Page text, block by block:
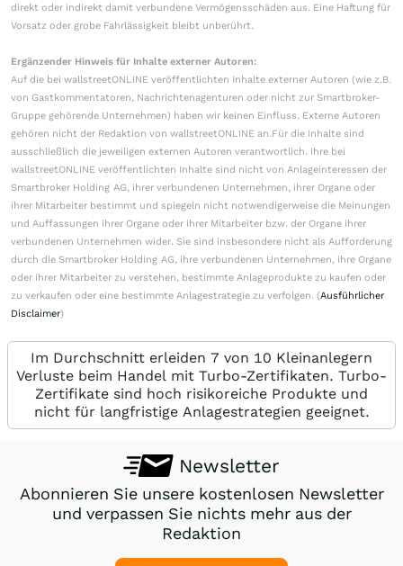
direkt oder indirekt damit verbundene Vermögensschäden aus. Eine Haftung für
Vorsatz oder grobe Fahrlässigkeit bleibt unberührt.
Ergänzender Hinweis für Inhalte externer Autoren:
Auf die bei wallstreetONLINE veröffentlichten Inhalte externer Autoren (wie z.B.
von Gastkommentatoren, Nachrichtenagenturen oder nicht zur Smartbroker-
Gruppe gehörende Unternehmen) haben wir keinen Einfluss. Externe Autoren
gehören nicht der Redaktion von wallstreetONLINE an.Für die Inhalte sind
ausschließlich die jeweiligen externen Autoren verantwortlich. Ihre bei
wallstreetONLINE veröffentlichten Inhalte sind nicht von Anlageinteressen der
Smartbroker Holding AG, ihrer verbundenen Unternehmen, ihrer Organe oder
ihrer Mitarbeiter bestimmt und spiegeln nicht notwendigerweise die Meinungen
und Auffassungen ihrer Organe oder ihrer Mitarbeiter bzw. der Organe ihrer
verbundenen Unternehmen wider. Sie sind insbesondere nicht als Aufforderung
durch die Smartbroker Holding AG, ihre verbundenen Unternehmen, ihre Organe
oder ihrer Mitarbeiter zu verstehen, bestimmte Anlageprodukte zu kaufen oder
zu verkaufen oder eine bestimmte Anlagestrategie zu verfolgen. (Ausführlicher
Disclaimer)
Im Durchschnitt erleiden 7 von 10 Kleinanlegern
Verluste beim Handel mit Turbo-Zertifikaten. Turbo-
Zertifikate sind hoch risikoreiche Produkte und
nicht für langfristige Anlagestrategien geeignet.
Newsletter
Abonnieren Sie unsere kostenlosen Newsletter
und verpassen Sie nichts mehr aus der
Redaktion